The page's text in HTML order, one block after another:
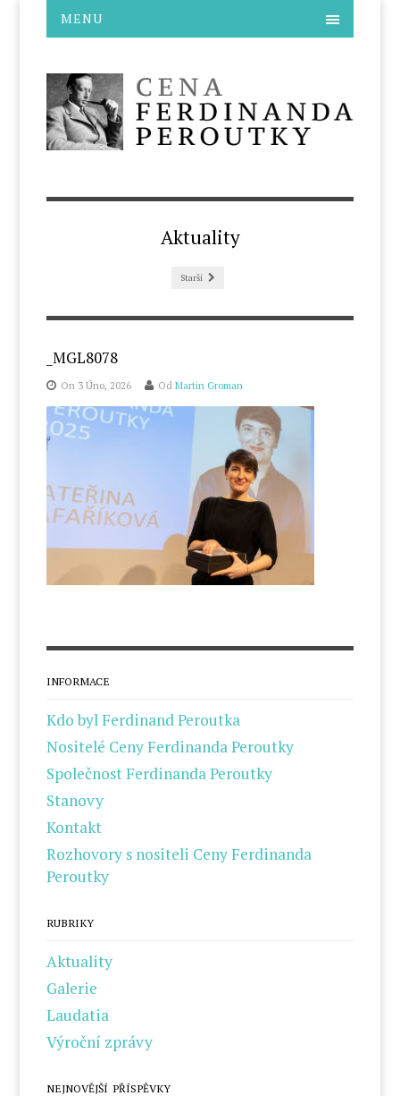
MENU
Aktuality
Starší
_MGL8078
On 3 Úno, 2026 OdMartin Groman
INFORMACE
Kdo byl Ferdinand Peroutka
Nositelé Ceny Ferdinanda Peroutky
Společnost Ferdinanda Peroutky
Stanovy
Kontakt
Rozhovory s nositeli Ceny Ferdinanda
Peroutky
RUBRIKY
Aktuality
Galerie
Laudatia
Výroční zprávy
NEJNOVĚJŠÍ PŘÍSPĚVKY